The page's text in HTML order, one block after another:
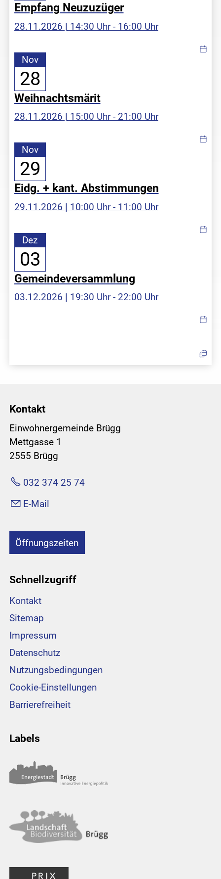
Empfang Neuzuzüger
28.11.2026 | 14:30 Uhr - 16:00 Uhr
Nov
28
Weihnachtsmärit
28.11.2026 | 15:00 Uhr - 21:00 Uhr
Nov
29
Eidg. + kant. Abstimmungen
29.11.2026 | 10:00 Uhr - 11:00 Uhr
Dez
03
Gemeindeversammlung
03.12.2026 | 19:30 Uhr - 22:00 Uhr
Kontakt
Einwohnergemeinde Brügg
Mettgasse 1
2555 Brügg
032 374 25 74
E-Mail
Öffnungszeiten
Schnellzugriff
Kontakt
Sitemap
Impressum
Datenschutz
Nutzungsbedingungen
Cookie-Einstellungen
Barrierefreiheit
Labels